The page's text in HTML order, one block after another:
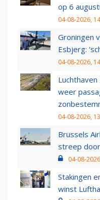
op 6
04-08-2026,
Groningen
Esbjerg:
04-08-2026,
weer
04-08-2026,
Brussels
streep
04-08-
Stakingen
winst